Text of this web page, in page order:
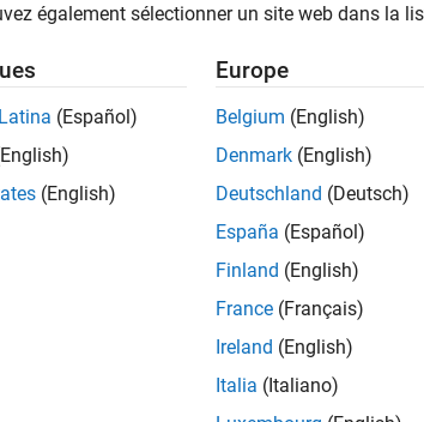
Doug's MATLAB Video Tutorials blog.)
RELATED
également sélectionner un site web dans la
(Español)
(English)
Europe
Belgium (English)
Denmark (English)
Deutschland (Deutsch)
España (Español)
Finland (English)
France (Français)
Ireland (English)
Italia (Italiano)